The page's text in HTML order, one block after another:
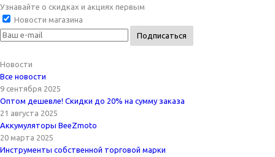
Узнавайте о скидках и акциях первым
Новости магазина
Новости
Все новости
9 сентября 2025
Оптом дешевле! Скидки до 20% на сумму заказа
21 августа 2025
Аккумуляторы BeeZmoto
20 марта 2025
Инструменты собственной торговой марки